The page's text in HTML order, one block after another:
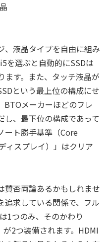
、液晶タイプを自由に組み
を選ぶと自動的にSSDは
ます。また、タッチ液晶が
という最上位の構成にせ
BTOメーカーほどのフレ
し、最下位の構成であって
ート勝手基準（Core
ィスプレイ）」はクリア
賛否両論あるかもしれませ
追求している関係で、フル
1つのみ、そのかわり
2つ装備されます。HDMI